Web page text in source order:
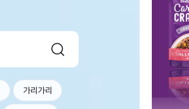
가리가리